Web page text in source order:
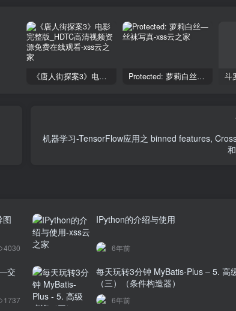
《唐人街探案3》电影完整版_HDTC高清视频资源免费在线观看 Protected: 萝莉白丝—丝袜写真
机器学习-TensorFlow应用之 binned features,
图
4030
IPython的介绍与使用
6年前
交
1737
每天玩转3分钟 MyBatis-Plus – 5. 高
（三）（条件构造器）
6年前